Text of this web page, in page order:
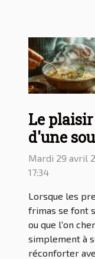
Le plaisir
d'une
aux
et
: recette
potage
Mardi 29 avril
17:34
Lorsque les
frimas se font
ou que l'on
simplement à
réconforter